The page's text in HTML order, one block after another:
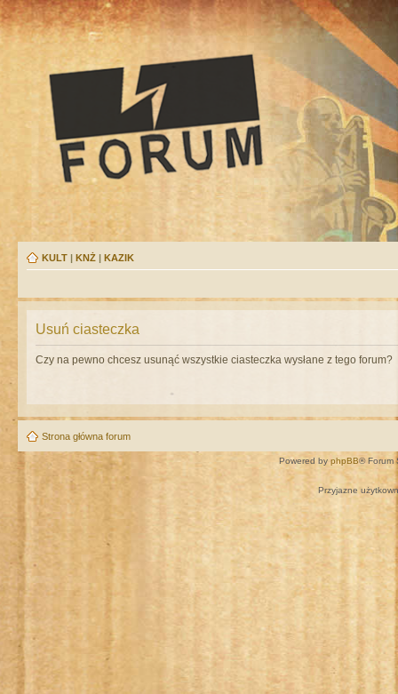
KULT | KNŻ | KAZIK
Usuń ciasteczka
Czy na pewno chcesz usunąć wszystkie ciasteczka wysłane z tego forum?
Strona główna forum
Powered by phpBB® Forum
Przyjazne